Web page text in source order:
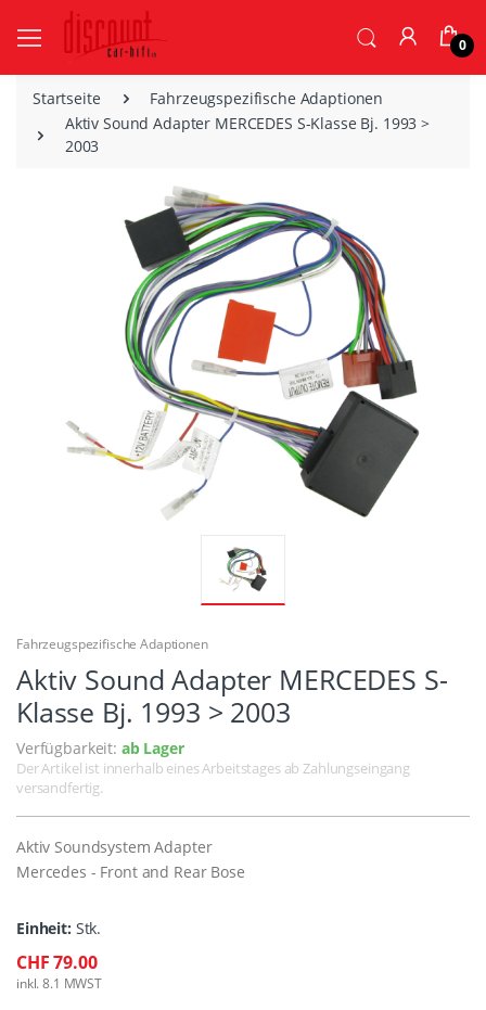
0
Startseite
Fahrzeugspezifische Adaptionen
Aktiv Sound Adapter MERCEDES S-Klasse Bj. 1993 >
2003
Fahrzeugspezifische Adaptionen
Aktiv Sound Adapter MERCEDES S-
Klasse Bj. 1993 > 2003
Verfügbarkeit: ab Lager
Der Artikel ist innerhalb eines Arbeitstages ab Zahlungseingang
versandfertig.
Aktiv Soundsystem Adapter
Mercedes - Front and Rear Bose
Einheit: Stk.
CHF 79.00
inkl. 8.1 MWST